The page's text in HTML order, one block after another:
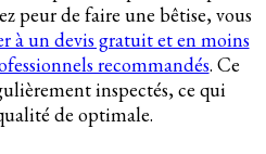
peur de faire une bêtise, vous
à un devis gratuit et en moins
recommandés. Ce
inspectés, ce qui
de optimale.